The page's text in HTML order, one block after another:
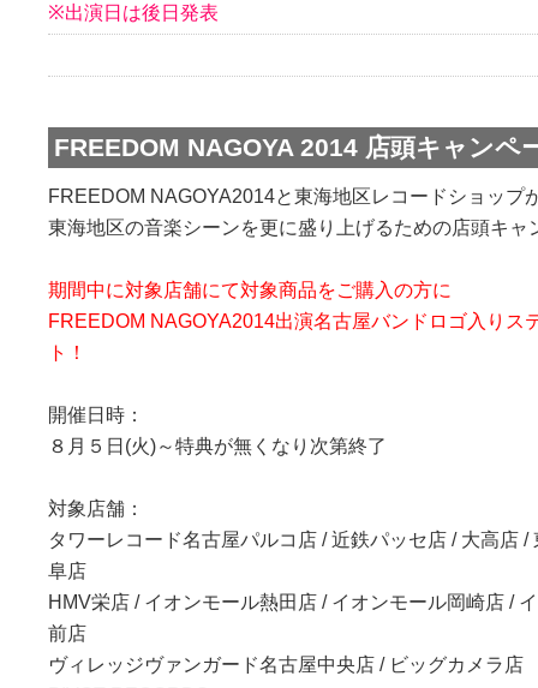
※出演日は後日発表
FREEDOM NAGOYA 2014 店頭キャンペ
FREEDOM NAGOYA2014と東海地区レコードショップ
東海地区の音楽シーンを更に盛り上げるための店頭キャ
期間中に対象店舗にて対象商品をご購入の方に
FREEDOM NAGOYA2014出演名古屋バンドロゴ入りス
ト！
開催日時：
８月５日(火)～特典が無くなり次第終了
対象店舗：
タワーレコード名古屋パルコ店 / 近鉄パッセ店 / 大高店 /
阜店
HMV栄店 / イオンモール熱田店 / イオンモール岡崎店 /
前店
ヴィレッジヴァンガード名古屋中央店 / ビッグカメラ店